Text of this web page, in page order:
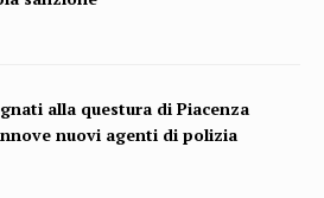
alla questura di Piacenza
nuovi agenti di polizia